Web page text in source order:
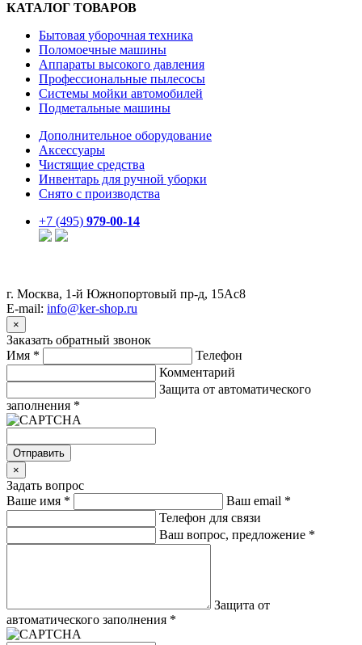
КАТАЛОГ ТОВАРОВ
Бытовая уборочная техника
Поломоечные машины
Аппараты высокого давления
Профессиональные пылесосы
Системы мойки автомобилей
Подметальные машины
Дополнительное оборудование
Аксессуары
Чистящие средства
Инвентарь для ручной уборки
Снято с производства
+7 (495) 979-00-14
г. Москва, 1-й Южнопортовый пр-д, 15Ас8
E-mail: info@ker-shop.ru
×
Заказать обратный звонок
Имя *
Телефон
Комментарий
Защита от автоматического
заполнения *
Отправить
×
Задать вопрос
Ваше имя * Ваш email *
Телефон для связи
Ваш вопрос, предложение *
Защита от
автоматического заполнения *